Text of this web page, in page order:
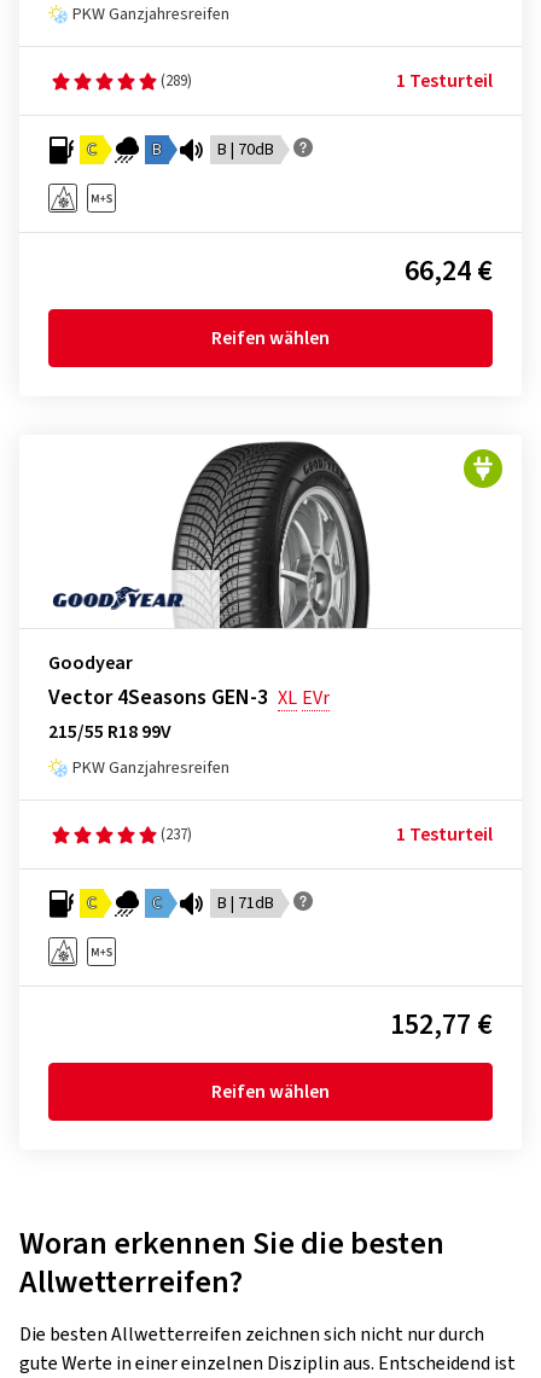
PKW Ganzjahresreifen
(289) 1 Testurteil
C B B | 70dB
66,24 €
Reifen wählen
Goodyear
Vector 4Seasons GEN-3 XL EVr
215/55 R18 99V
PKW Ganzjahresreifen
(237) 1 Testurteil
C C B | 71dB
152,77 €
Reifen wählen
Woran erkennen Sie die besten
Allwetterreifen?
Die besten Allwetterreifen zeichnen sich nicht nur durch
gute Werte in einer einzelnen Disziplin aus. Entscheidend ist